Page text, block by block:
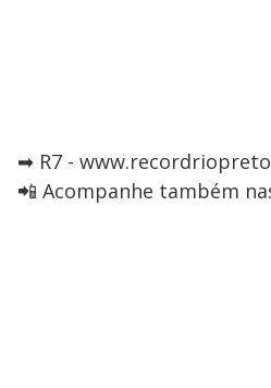
➡ R7 -
📲 Acompanhe também